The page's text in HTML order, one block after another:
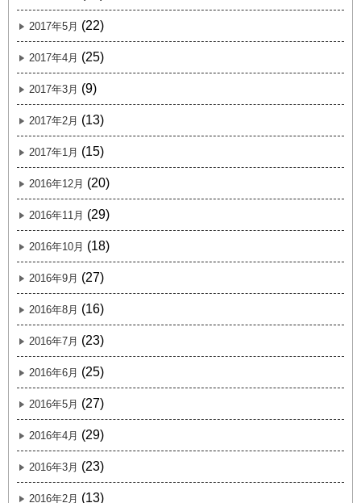
2017年5月 (22)
2017年4月 (25)
2017年3月 (9)
2017年2月 (13)
2017年1月 (15)
2016年12月 (20)
2016年11月 (29)
2016年10月 (18)
2016年9月 (27)
2016年8月 (16)
2016年7月 (23)
2016年6月 (25)
2016年5月 (27)
2016年4月 (29)
2016年3月 (23)
2016年2月 (13)